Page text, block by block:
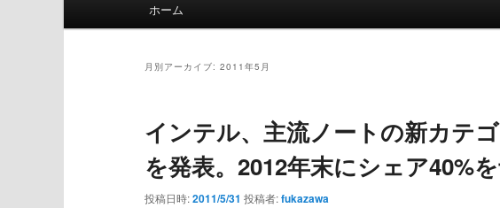
メ
コ
ン
サ
ン
テ
ホーム
月別アーカイブ:2011年5月
インテル、主流ノートの新カテ
を発表。2012年末にシェア40%
投稿日時:2011/5/31 投稿者:fukazawa